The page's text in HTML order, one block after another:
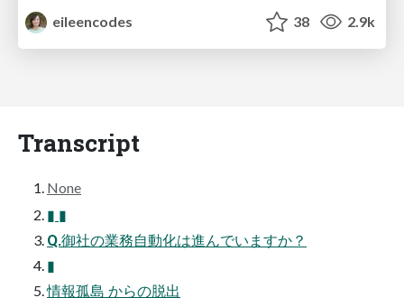
eileencodes
38 2.9k
Transcript
None
▮ ▮
Q.御社の業務自動化は進んでいますか？
▮
情報孤島 からの脱出